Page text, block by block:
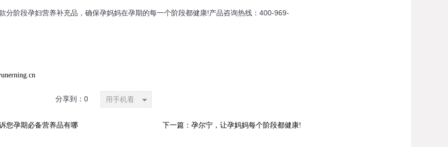
阶段孕妇营养补充品，确保孕妈妈在孕期的每一个阶段都健康!产品咨询热线：400-969-
分享到： 0 用手机看
您孕期必备营养品有哪 下一篇：孕尔宁，让孕妈妈每个阶段都健康!